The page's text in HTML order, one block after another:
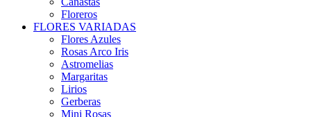
Floreros
FLORES VARIADAS
Flores Azules
Rosas Arco Iris
Astromelias
Margaritas
Lirios
Gerberas
Mini Rosas